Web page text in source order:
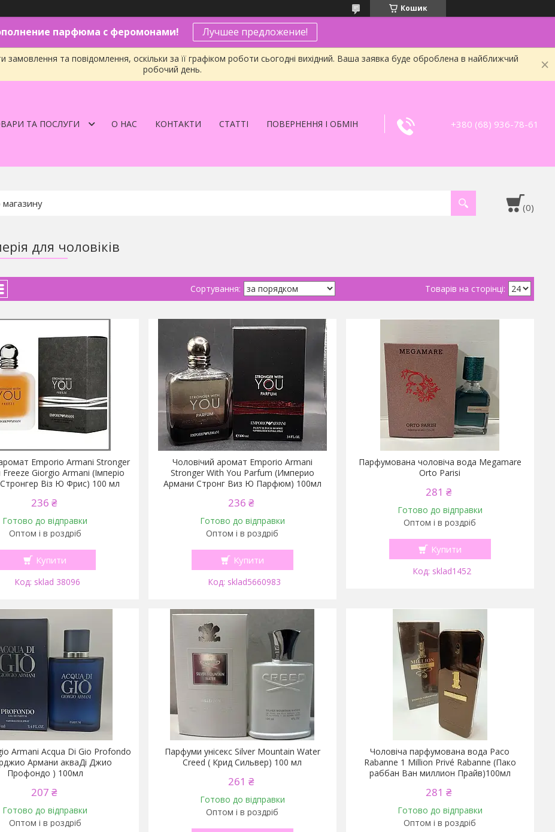
Кошик
парфюма с феромонами! Лучшее предложение!
та повідомлення, оскільки за її графіком роботи сьогодні вихідний. Ваша заявка буде оброблена в найближчий
робочий день.
ТА ПОСЛУГИ О НАС КОНТАКТИ СТАТТІ ПОВЕРНЕННЯ І ОБМІН +380 (68) 936-78-61
для чоловіків
Emporio Armani Stronger
Giorgio Armani (Імперіо
Віз Ю Фрис) 100 мл
236 ₴
Готово до відправки
Оптом і в роздріб
Купити
sklad 38096
Чоловічий аромат Emporio Armani
Stronger With You Parfum (Империо
Армани Стронг Виз Ю Парфюм) 100мл
236 ₴
Готово до відправки
Оптом і в роздріб
Купити
sklad5660983
Парфумована чоловіча вода Megamare
Orto Parisi
281 ₴
Готово до відправки
Оптом і в роздріб
Купити
sklad1452
Armani Acqua Di Gio Profondo
Армани акваДі Джио
Профондо ) 100мл
207 ₴
Готово до відправки
Оптом і в роздріб
Парфуми унісекс Silver Mountain Water
Creed ( Крид Сильвер) 100 мл
261 ₴
Готово до відправки
Оптом і в роздріб
Чоловіча парфумована вода Paco
Rabanne 1 Million Privé Rabanne (Пако
раббан Ван миллион Прайв)100мл
281 ₴
Готово до відправки
Оптом і в роздріб